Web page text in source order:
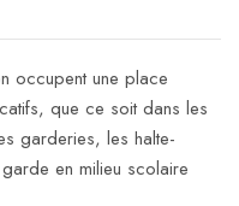
occupent une place
que ce soit dans les
garderies, les halte-
en milieu scolaire